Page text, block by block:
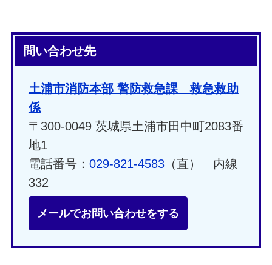
問い合わせ先
土浦市消防本部 警防救急課 救急救助
係
〒300-0049 茨城県土浦市田中町2083番
地1
電話番号： 029-821-4583（直） 内線
332
メールでお問い合わせをする